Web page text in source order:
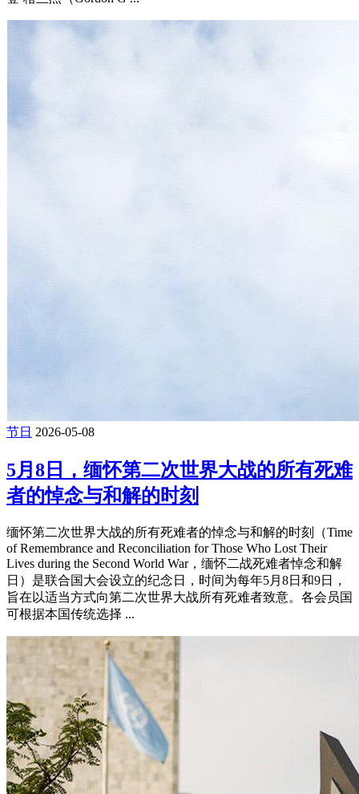
节日 2026-05-08
5月8日，缅怀第二次世界大战的所有死难
者的悼念与和解的时刻
缅怀第二次世界大战的所有死难者的悼念与和解的时刻（Time
of Remembrance and Reconciliation for Those Who Lost Their
Lives during the Second World War，缅怀二战死难者悼念和解
日）是联合国大会设立的纪念日，时间为每年5月8日和9日，
旨在以适当方式向第二次世界大战所有死难者致意。各会员国
可根据本国传统选择 ...